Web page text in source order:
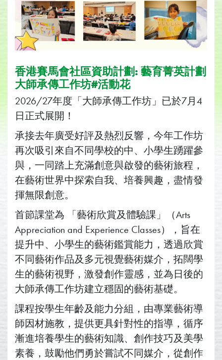
香港賽馬會社區資助計劃: 藝育菁英計劃
大師承傳工作坊#活動花
2026/27年度「大師承傳工作坊」已於7月4
日正式展開！
承接去年廣受好評及熱烈反響，今年工作坊
再次吸引來自不同學校的中、小學生踴躍參
與，一同踏上充滿創意與啟發的藝術旅程，
在藝術世界中探索自我、培養興趣，盡情發
揮無限創意。
首節課堂為 「藝術欣賞及體驗課」（Arts
Appreciation and Experience Classes），旨在
提升中、小學生的藝術鑑賞能力，透過欣賞
不同藝術作品及多元視覺藝術媒介，拓闊學
生的藝術視野，激發創作靈感，並為日後的
大師承傳工作坊建立穩固的藝術基礎。
課程按學生年齡及能力分組，由專業藝術導
師因材施教，提供更具針對性的指導，循序
漸進培養學生的藝術知識、創作技巧及美學
素養，鼓勵他們勇於嘗試不同媒介，從創作